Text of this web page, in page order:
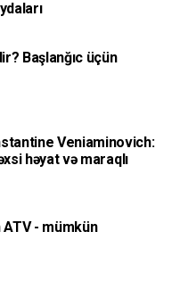
Başlanğıc üçün
Veniaminovich:
həyat və maraqlı
ATV - mümkün